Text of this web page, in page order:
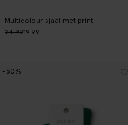
Multicolour sjaal met print
24.9919.99
-50%